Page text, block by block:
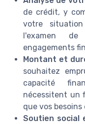
de crédit, y
votre
l'examen
engagements
Montant et
souhaitez
capacité
nécessitent un
que vos
Soutien social